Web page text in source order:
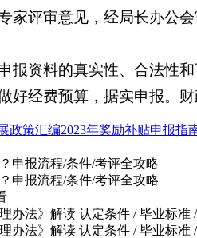
家评审意见，经局长办公
报资料的真实性、合法性
好经费预算，据实申报。
政策汇编2023年奖励补贴申报指
申报流程/条件/考评全攻略
申报流程/条件/考评全攻略
办法》解读 认定条件 / 毕业标准
办法》解读 认定条件 / 毕业标准